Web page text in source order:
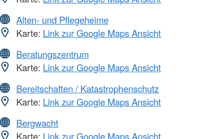
Alten- und Pflegeheime
Karte: Link zur Google Maps Ansicht
Beratungszentrum
Karte: Link zur Google Maps Ansicht
Bereitschaften / Katastrophenschutz
Karte: Link zur Google Maps Ansicht
Bergwacht
Karte: Link zur Google Maps Ansicht